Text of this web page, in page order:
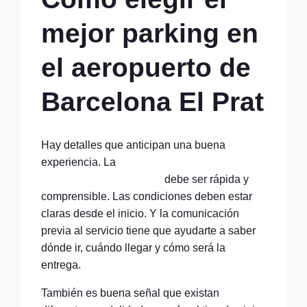
mejor parking en
el aeropuerto de
Barcelona El Prat
Hay detalles que anticipan una buena
experiencia. La
debe ser rápida y
comprensible. Las condiciones deben estar
claras desde el inicio. Y la comunicación
previa al servicio tiene que ayudarte a saber
dónde ir, cuándo llegar y cómo será la
entrega.
También es buena señal que existan